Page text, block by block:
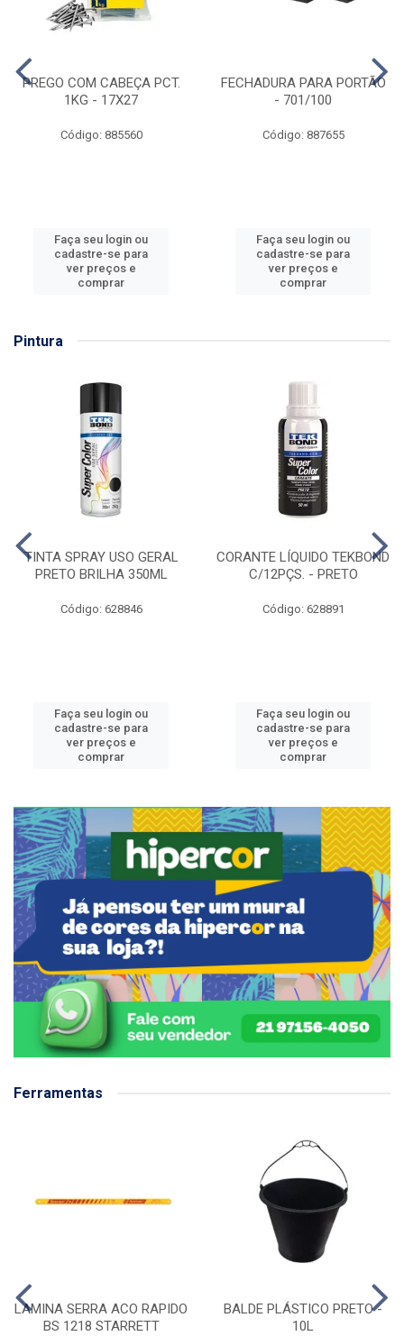
PREGO COM CABEÇA PCT.
1KG - 17X27
Código: 885560
Faça seu login ou
cadastre-se para
ver preços e
comprar
FECHADURA PARA PORTÃO
- 701/100
Código: 887655
Faça seu login ou
cadastre-se para
ver preços e
comprar
Pintura
TINTA SPRAY USO GERAL
PRETO BRILHA 350ML
Código: 628846
Faça seu login ou
cadastre-se para
ver preços e
comprar
CORANTE LÍQUIDO TEKBOND
C/12PÇS. - PRETO
Código: 628891
Faça seu login ou
cadastre-se para
ver preços e
comprar
Ferramentas
LAMINA SERRA ACO RAPIDO
BS 1218 STARRETT
BALDE PLÁSTICO PRETO -
10L